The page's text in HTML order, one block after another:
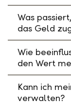
Was
das Geld
Wie
den Wert
Kann ich
verwalten?